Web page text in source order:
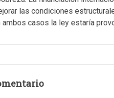
las condiciones
ambos casos la ley estaría